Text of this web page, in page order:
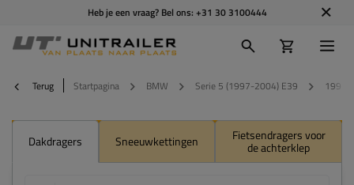
Heb je een vraag? Bel ons: +31 30 3100444
Terug Startpagina BMW Serie 5 (1997-2004) E39 1998
Dakdragers Sneeuwkettingen Fietsendragers voor
de achterklep